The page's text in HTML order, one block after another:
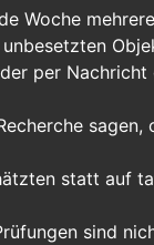
Woche
per
statt auf
sind